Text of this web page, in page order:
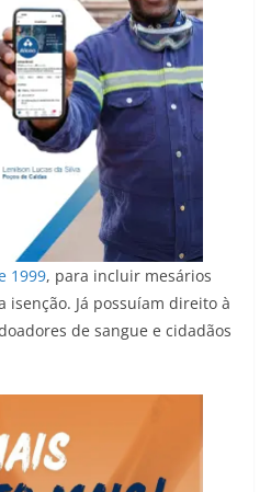
1999, para incluir mesários
isenção. Já possuíam direito à
de sangue e cidadãos